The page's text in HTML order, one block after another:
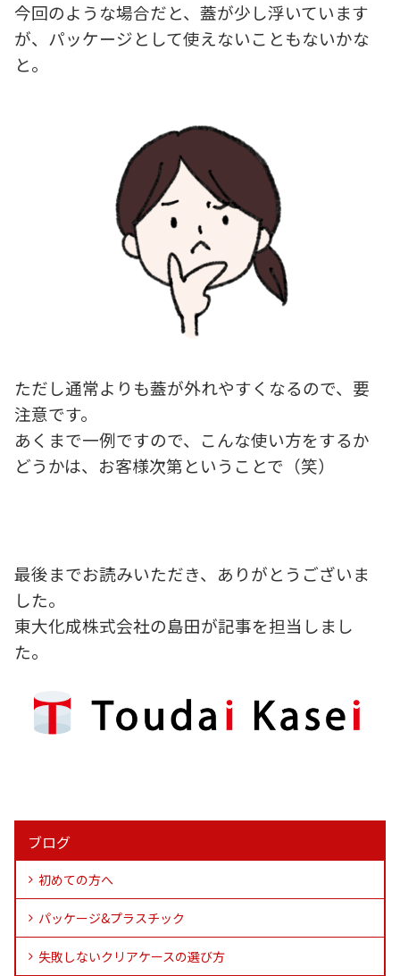
今回のような場合だと、蓋が少し浮いています
が、パッケージとして使えないこともないかな
と。
ただし通常よりも蓋が外れやすくなるので、要
注意です。
あくまで一例ですので、こんな使い方をするか
どうかは、お客様次第ということで（笑）
最後までお読みいただき、ありがとうございま
した。
東大化成株式会社の島田が記事を担当しまし
た。
ブログ
初めての方へ
パッケージ&プラスチック
失敗しないクリアケースの選び方